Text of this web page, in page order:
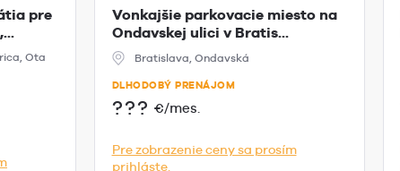
pre
Ota
Vonkajšie parkovacie miesto na
Ondavskej ulici v Bratis...
Bratislava, Ondavská
DLHODOBÝ PRENÁJOM
??? €/mes.
Pre zobrazenie ceny sa prosím
prihláste.